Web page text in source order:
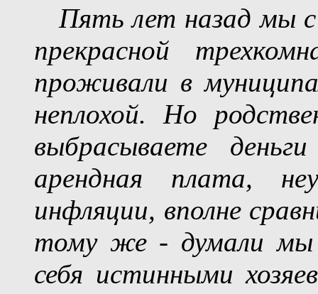
Пять лет назад мы с
прекрасной
проживали в
неплохой. Но
выбрасываете
арендная плата,
инфляции, вполне
тому же - думали мы
себя истинными